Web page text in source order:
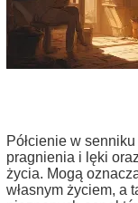
Półcienie w
pragnienia i lęki
życia. Mogą
własnym życiem, a